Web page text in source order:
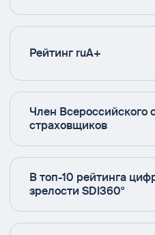
Рейтинг ruA+
Член Всероссийского
страховщиков
В топ-10 рейтинга
зрелости SDI360°